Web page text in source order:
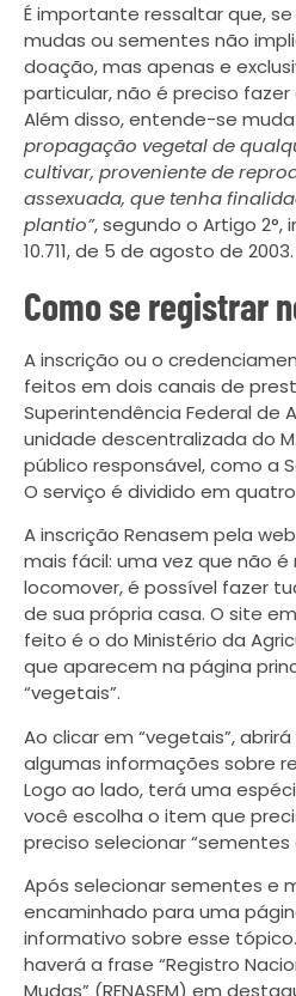
É importante ressaltar que,
mudas ou sementes não
doação, mas apenas e
particular, não é preciso
Além disso, entende-se
propagação vegetal de
cultivar, proveniente de
assexuada, que tenha
plantio”, segundo o Artigo 2°,
10.711, de 5 de agosto de 2003.
Como se registrar
A inscrição ou o
feitos em dois canais de
Superintendência Federal de
unidade descentralizada do
público responsável, como a
O serviço é dividido em
A inscrição Renasem pela
mais fácil: uma vez que não é
locomover, é possível fazer
de sua própria casa. O site
feito é o do Ministério da
que aparecem na página
“vegetais”.
Ao clicar em “vegetais”,
algumas informações sobre
Logo ao lado, terá uma
você escolha o item que
preciso selecionar “sementes
Após selecionar sementes e
encaminhado para uma
informativo sobre esse
haverá a frase “Registro
Mudas” (RENASEM) em